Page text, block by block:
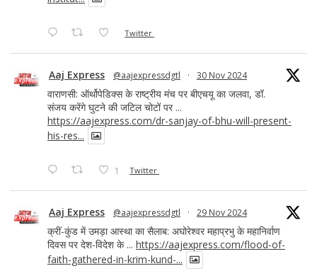
Twitter
Aaj Express @aajexpressdgtl · 30 Nov 2024
वाराणसी: ऑर्थोपेडिक्स के राष्ट्रीय मंच पर बीएचयू का जलवा, डॉ.
संजय करेंगे घुटने की जटिल चोटों पर ...
https://aajexpress.com/dr-sanjay-of-bhu-will-present-
his-res...
1 Twitter
Aaj Express @aajexpressdgtl · 29 Nov 2024
क्रीं-कुंड में उमड़ा आस्था का सैलाब: अघोरेश्वर महाप्रभु के महानिर्वाण
दिवस पर देश-विदेश के ... https://aajexpress.com/flood-of-
faith-gathered-in-krim-kund-...